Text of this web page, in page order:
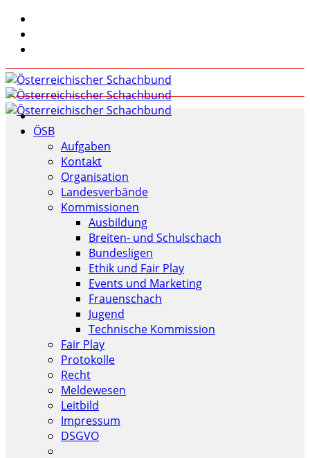
ÖSB
Aufgaben
Kontakt
Organisation
Landesverbände
Kommissionen
Ausbildung
Breiten- und Schulschach
Bundesligen
Ethik und Fair Play
Events und Marketing
Frauenschach
Jugend
Technische Kommission
Fair Play
Protokolle
Recht
Meldewesen
Leitbild
Impressum
DSGVO